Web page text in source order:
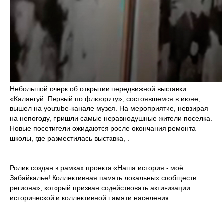
Небольшой очерк об открытии передвижной выставки
«Калангуй. Первый по флюориту», состоявшемся в июне,
вышел на youtube-канале музея. На мероприятие, невзирая
на непогоду, пришли самые неравнодушные жители поселка.
Новые посетители ожидаются росле окончания ремонта
школы, где разместилась выставка, .
Ролик создан в рамках проекта «Наша история - моё
Забайкалье! Коллективная память локальных сообществ
региона», который призван содействовать активизации
исторической и коллективной памяти населения